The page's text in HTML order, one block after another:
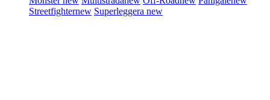
Streetfighternew Superleggera new